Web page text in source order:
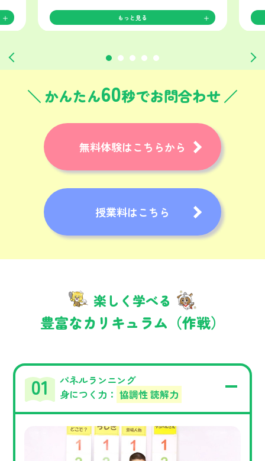
もっと見る
かんたん60秒でお問合わせ
無料体験はこちらから
授業料はこちら
楽しく学べる
豊富なカリキュラム（作戦）
パネルランニング
身につく力： 協調性 読解力